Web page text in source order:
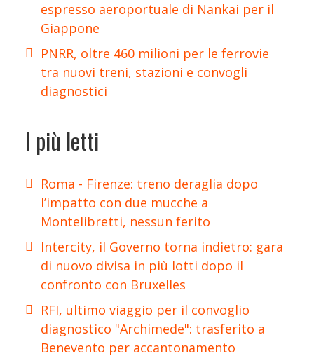
espresso aeroportuale di Nankai per il
Giappone
PNRR, oltre 460 milioni per le ferrovie
tra nuovi treni, stazioni e convogli
diagnostici
I più letti
Roma - Firenze: treno deraglia dopo
l’impatto con due mucche a
Montelibretti, nessun ferito
Intercity, il Governo torna indietro: gara
di nuovo divisa in più lotti dopo il
confronto con Bruxelles
RFI, ultimo viaggio per il convoglio
diagnostico "Archimede": trasferito a
Benevento per accantonamento